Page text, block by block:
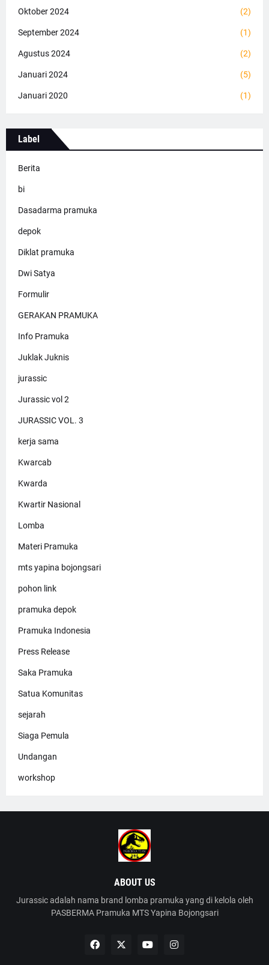
Oktober 2024 (2)
September 2024 (1)
Agustus 2024 (2)
Januari 2024 (5)
Januari 2020 (1)
Label
Berita
bi
Dasadarma pramuka
depok
Diklat pramuka
Dwi Satya
Formulir
GERAKAN PRAMUKA
Info Pramuka
Juklak Juknis
jurassic
Jurassic vol 2
JURASSIC VOL. 3
kerja sama
Kwarcab
Kwarda
Kwartir Nasional
Lomba
Materi Pramuka
mts yapina bojongsari
pohon link
pramuka depok
Pramuka Indonesia
Press Release
Saka Pramuka
Satua Komunitas
sejarah
Siaga Pemula
Undangan
workshop
ABOUT US
Jurassic adalah nama brand lomba pramuka yang di kelola oleh
PASBERMA Pramuka MTS Yapina Bojongsari